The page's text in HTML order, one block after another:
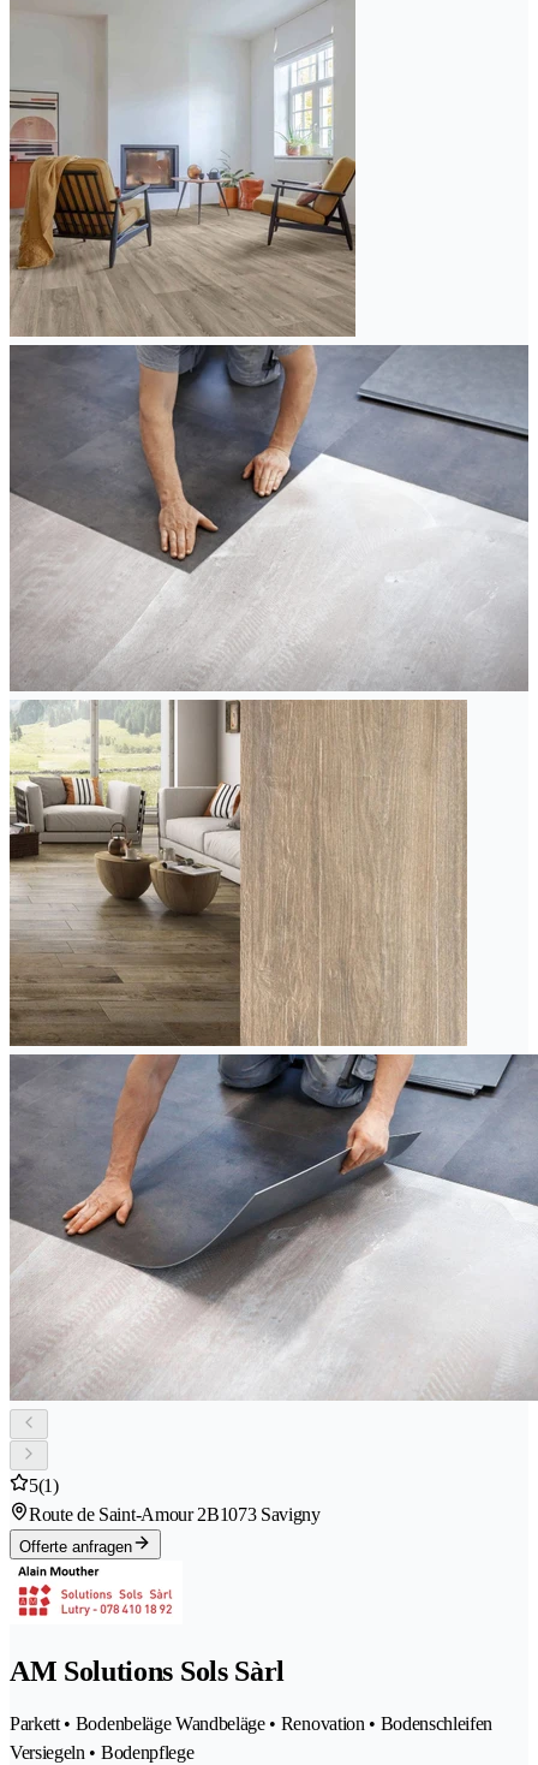
5(1)
Route de Saint-Amour 2B1073 Savigny
Offerte anfragen
AM Solutions Sols Sàrl
Parkett • Bodenbeläge Wandbeläge • Renovation • Bodenschleifen
Versiegeln • Bodenpflege